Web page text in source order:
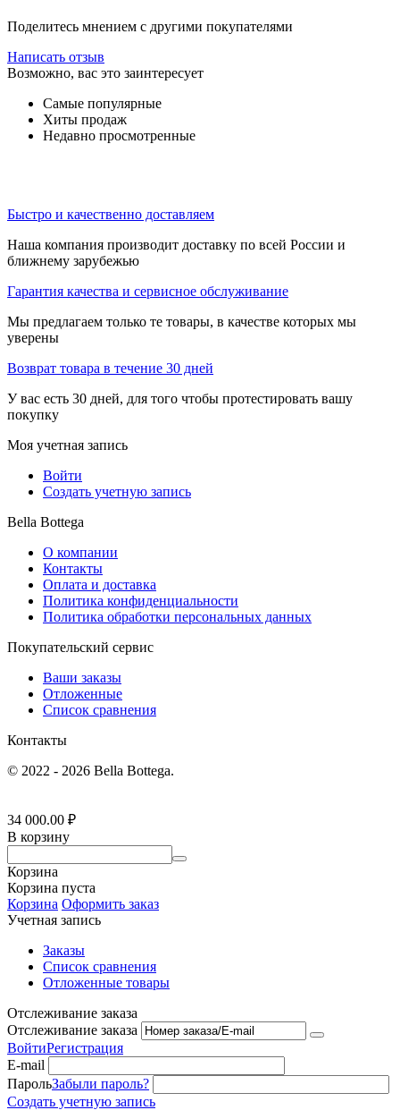
Поделитесь мнением с другими покупателями
Написать отзыв
Возможно, вас это заинтересует
Самые популярные
Хиты продаж
Недавно просмотренные
Быстро и качественно доставляем
Наша компания производит доставку по всей России и
ближнему зарубежью
Гарантия качества и сервисное обслуживание
Мы предлагаем только те товары, в качестве которых мы
уверены
Возврат товара в течение 30 дней
У вас есть 30 дней, для того чтобы протестировать вашу
покупку
Моя учетная запись
Войти
Создать учетную запись
Bella Bottega
О компании
Контакты
Оплата и доставка
Политика конфиденциальности
Политика обработки персональных данных
Покупательский сервис
Ваши заказы
Отложенные
Список сравнения
Контакты
© 2022 - 2026 Bella Bottega.
34 000.00 ₽
В корзину
Корзина
Корзина пуста
Корзина Оформить заказ
Учетная запись
Заказы
Список сравнения
Отложенные товары
Отслеживание заказа
Отслеживание заказа
ВойтиРегистрация
E-mail
ПарольЗабыли пароль?
Создать учетную запись